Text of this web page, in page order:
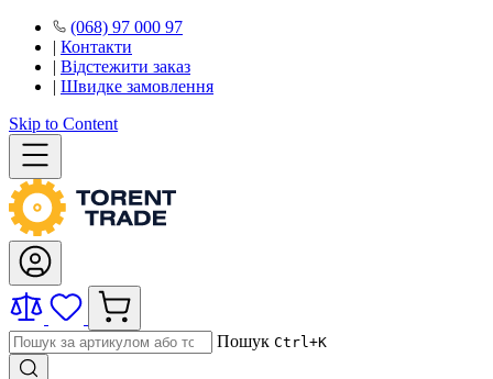
(068) 97 000 97
| Контакти
| Відстежити заказ
| Швидке замовлення
Skip to Content
Пошук Ctrl+K